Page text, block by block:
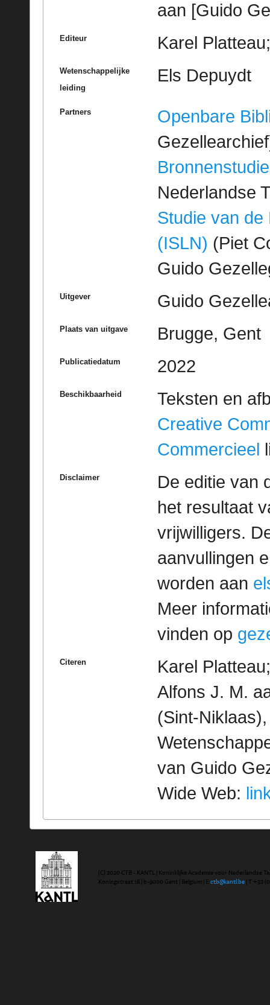
aan [Guido
Editeur Karel
Wetenschappelijke
leiding
Els Depuydt
Partners
Openbare
Bronnenstudie
Nederlandse
Studie van de
(ISLN) (Piet
Guido
Uitgever Guido
Plaats van uitgave Brugge, Gent
Publicatiedatum 2022
Beschikbaarheid
Teksten en
Creative
Commercieel
Disclaimer
De editie van
het resultaat
vrijwilligers.
aanvullingen
worden aan
Meer
vinden op
Citeren
Karel
Alfons J. M.
(Sint-
van Guido
Wide Web:
(C) 2020 CTB - KANTL | Koninklijke Academie voor Nederlandse
Koningstraat 18 | b-9000 Gent | Belgium | E ctb@kantl.be | T +32